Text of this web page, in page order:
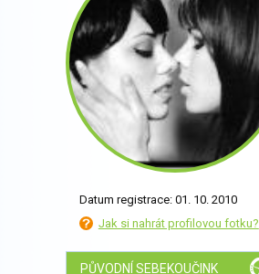
Datum registrace: 01. 10. 2010
Jak si nahrát profilovou fotku?
PŮVODNÍ SEBEKOUČINK